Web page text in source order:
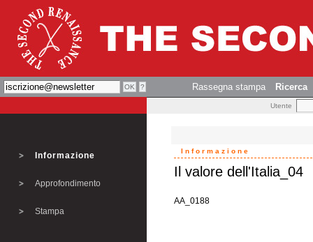
Rassegna stampa Ricerca
Utente
Informazione
Approfondimento
Stampa
Informazione
Il valore dell'Italia_04
AA_0188